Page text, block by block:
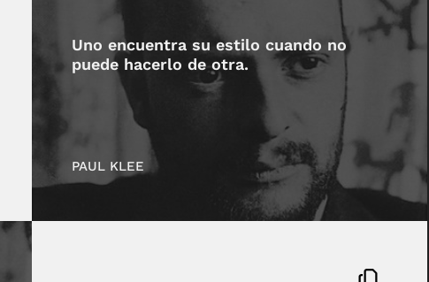
Uno encuentra su estilo cuando no
puede hacerlo de otra.
PAUL KLEE